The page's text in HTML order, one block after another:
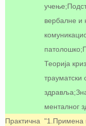
вербалне и
Теорија
трауматски
менталног
Практична "1.Примена